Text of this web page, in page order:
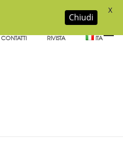
CONTATTI RIVISTA ITA
Chiudi
X